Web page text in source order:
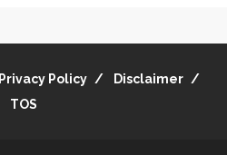
Privacy Policy
Disclaimer
TOS